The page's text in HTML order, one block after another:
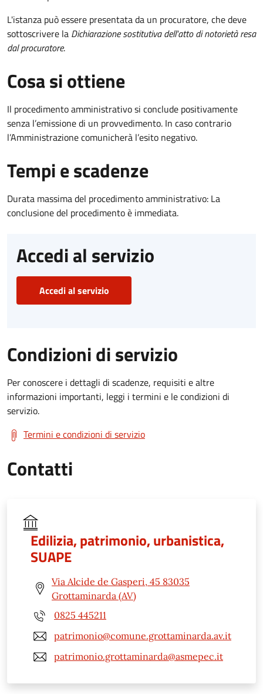
L'istanza può essere presentata da un procuratore, che deve
sottoscrivere la Dichiarazione sostitutiva dell'atto di notorietà resa
dal procuratore.
Cosa si ottiene
Il procedimento amministrativo si conclude positivamente
senza l’emissione di un provvedimento. In caso contrario
l’Amministrazione comunicherà l’esito negativo.
Tempi e scadenze
Durata massima del procedimento amministrativo: La
conclusione del procedimento è immediata.
Accedi al servizio
Accedi al servizio
Condizioni di servizio
Per conoscere i dettagli di scadenze, requisiti e altre
informazioni importanti, leggi i termini e le condizioni di
servizio.
Termini e condizioni di servizio
Contatti
Edilizia, patrimonio, urbanistica,
SUAPE
Via Alcide de Gasperi, 45 83035
Grottaminarda (AV)
0825 445211
patrimonio@comune.grottaminarda.av.it
patrimonio.grottaminarda@asmepec.it